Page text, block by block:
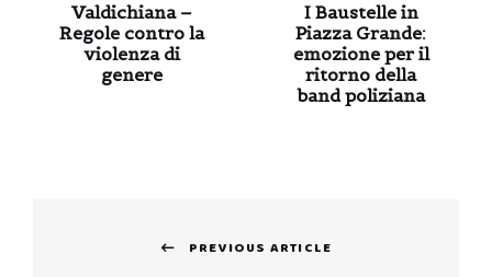
Valdichiana –
Regole contro la
violenza di
genere
I Baustelle in
Piazza Grande:
emozione per il
ritorno della
band poliziana
PREVIOUS ARTICLE